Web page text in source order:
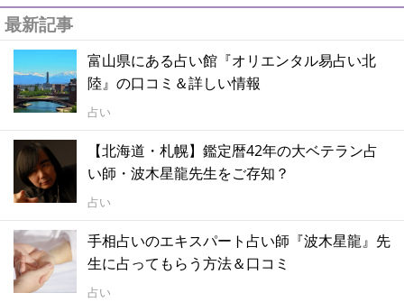
最新記事
富山県にある占い館『オリエンタル易占い北
陸』の口コミ＆詳しい情報
占い
【北海道・札幌】鑑定暦42年の大ベテラン占
い師・波木星龍先生をご存知？
占い
手相占いのエキスパート占い師『波木星龍』先
生に占ってもらう方法＆口コミ
占い